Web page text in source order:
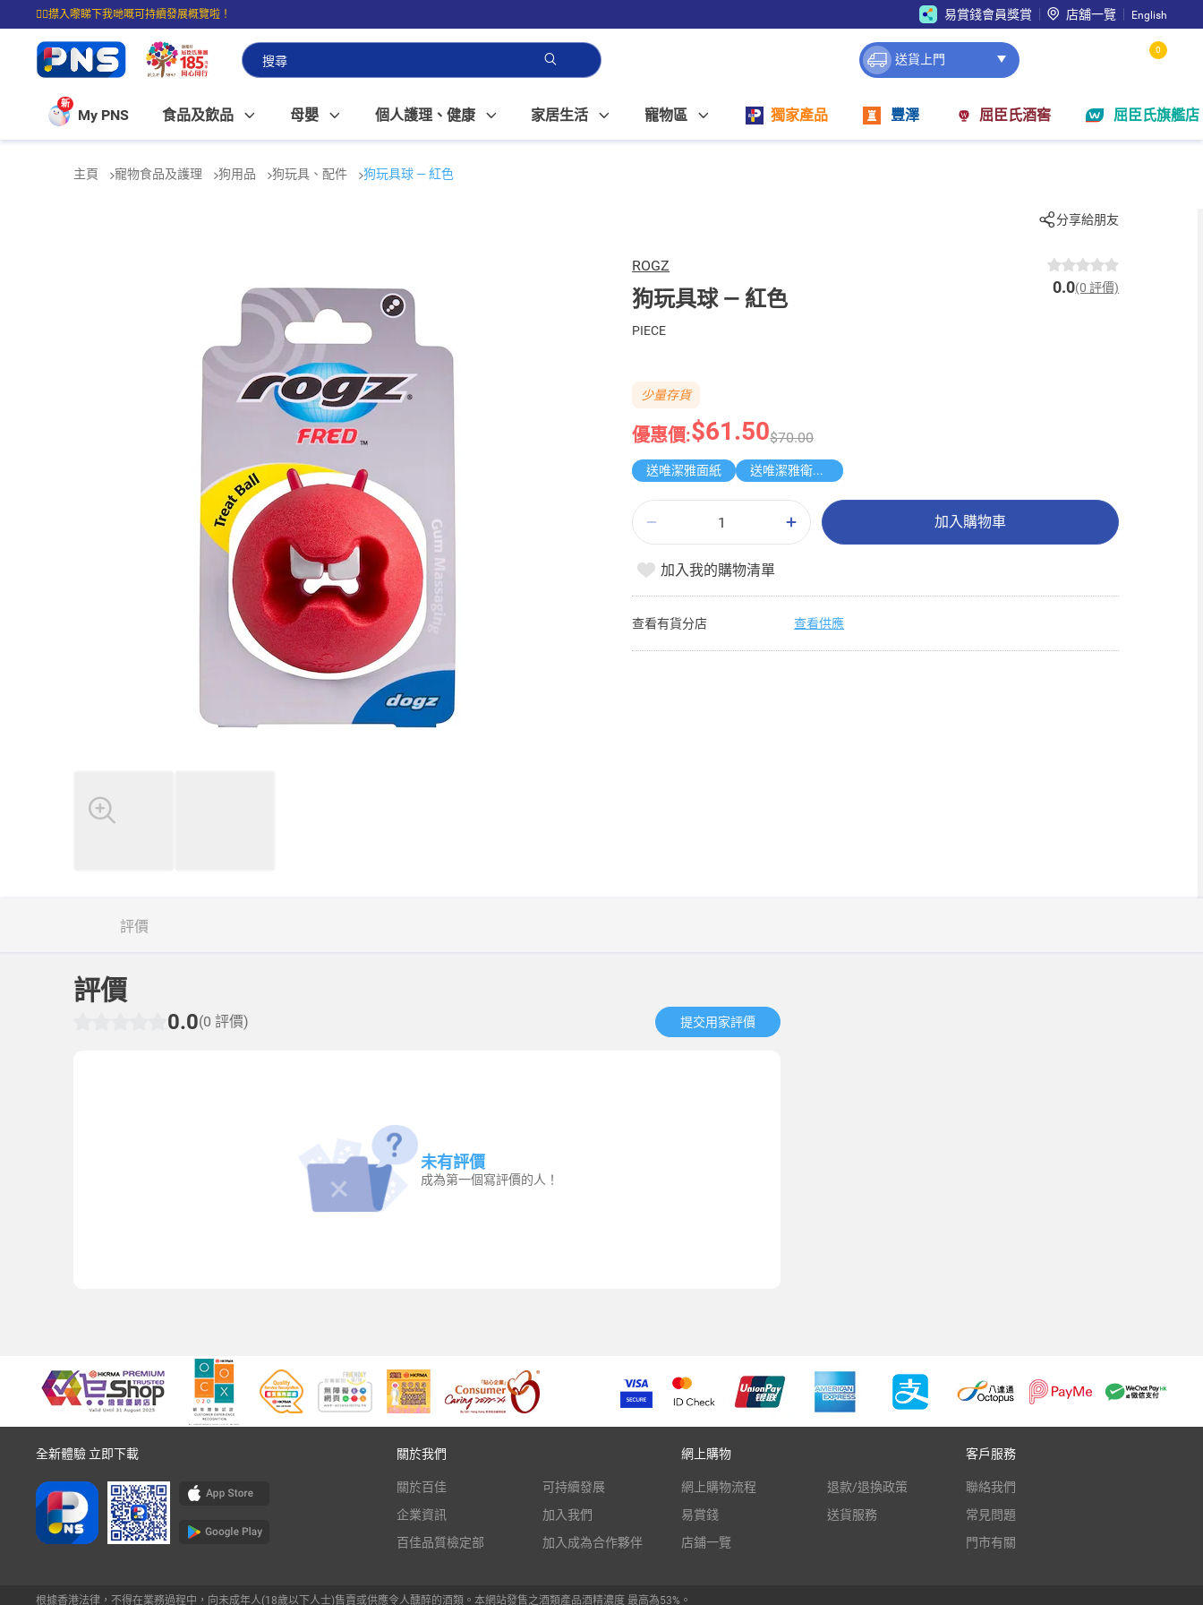
☝🏼㩒入嚟睇下我哋嘅可持續發展概覽啦！
⭐購物滿$399即享免費送貨；滿$100即可免費店取。
易賞錢會員獎賞 店舖一覽 English
送貨上門
0
新
My PNS 食品及飲品 母嬰 個人護理、健康 家居生活 寵物區 獨家產品 豐澤 屈臣氏酒窖 屈臣氏旗艦店
主頁 寵物食品及護理 狗用品 狗玩具、配件 狗玩具球 — 紅色
分享給朋友
ROGZ
狗玩具球 — 紅色 0.0(0 評價)
PIECE
優惠價:$61.50$70.00
少量存貨
送唯潔雅面紙 送唯潔雅衛生紙原箱
加入購物車
加入我的購物清單
查看有貨分店 查看供應
評價
評價
0.0(0 評價) 提交用家評價​
未有評價
成為第一個寫評價的人！
全新體驗 立即下載 關於我們
關於百佳
企業資訊
百佳品質檢定部
可持續發展
加入我們
加入成為合作夥伴
網上購物
網上購物流程
易賞錢
店鋪一覽
退款/退換政策
送貨服務
客戶服務
聯絡我們
常見問題
門市有關
根據香港法律，不得在業務過程中，向未成年人(18歲以下人士)售賣或供應令人醺醉的酒類。本網站發售之酒類產品酒精濃度 最高為53%。